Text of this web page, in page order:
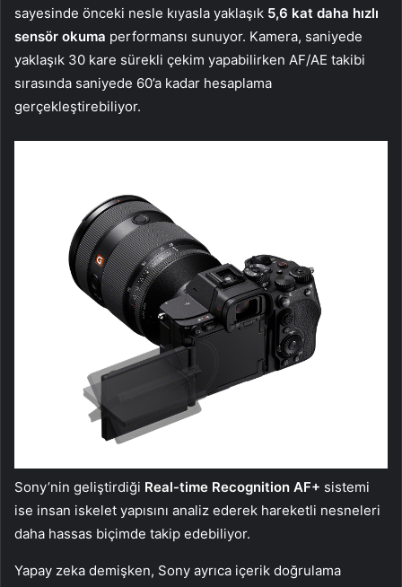
sayesinde önceki nesle kıyasla yaklaşık 5,6 kat daha hızlı
sensör okuma performansı sunuyor. Kamera, saniyede
yaklaşık 30 kare sürekli çekim yapabilirken AF/AE takibi
sırasında saniyede 60’a kadar hesaplama
gerçekleştirebiliyor.
Sony’nin geliştirdiği Real-time Recognition AF+ sistemi
ise insan iskelet yapısını analiz ederek hareketli nesneleri
daha hassas biçimde takip edebiliyor.
Yapay zeka demişken, Sony ayrıca içerik doğrulama